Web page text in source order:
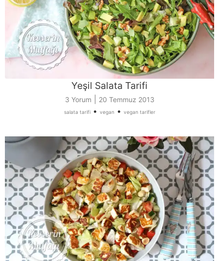
Yeşil Salata Tarifi
3 Yorum 20 Temmuz 2013
salata tarifi• vegan • vegan tarifler